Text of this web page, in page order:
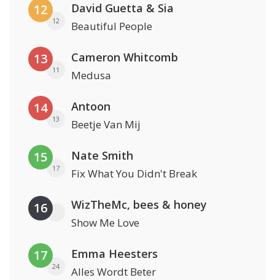
12
12
David Guetta & Sia
Beautiful People
13
11
Cameron Whitcomb
Medusa
14
13
Antoon
Beetje Van Mij
15
17
Nate Smith
Fix What You Didn't Break
16 WizTheMc, bees & honey
Show Me Love
17
24
Emma Heesters
Alles Wordt Beter